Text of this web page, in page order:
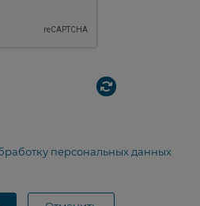
персональных данных